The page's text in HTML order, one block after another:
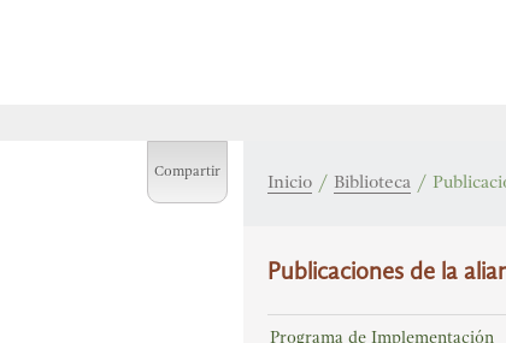
Compartir
Inicio / Biblioteca /
Publicaciones de la
Programa de Implementación